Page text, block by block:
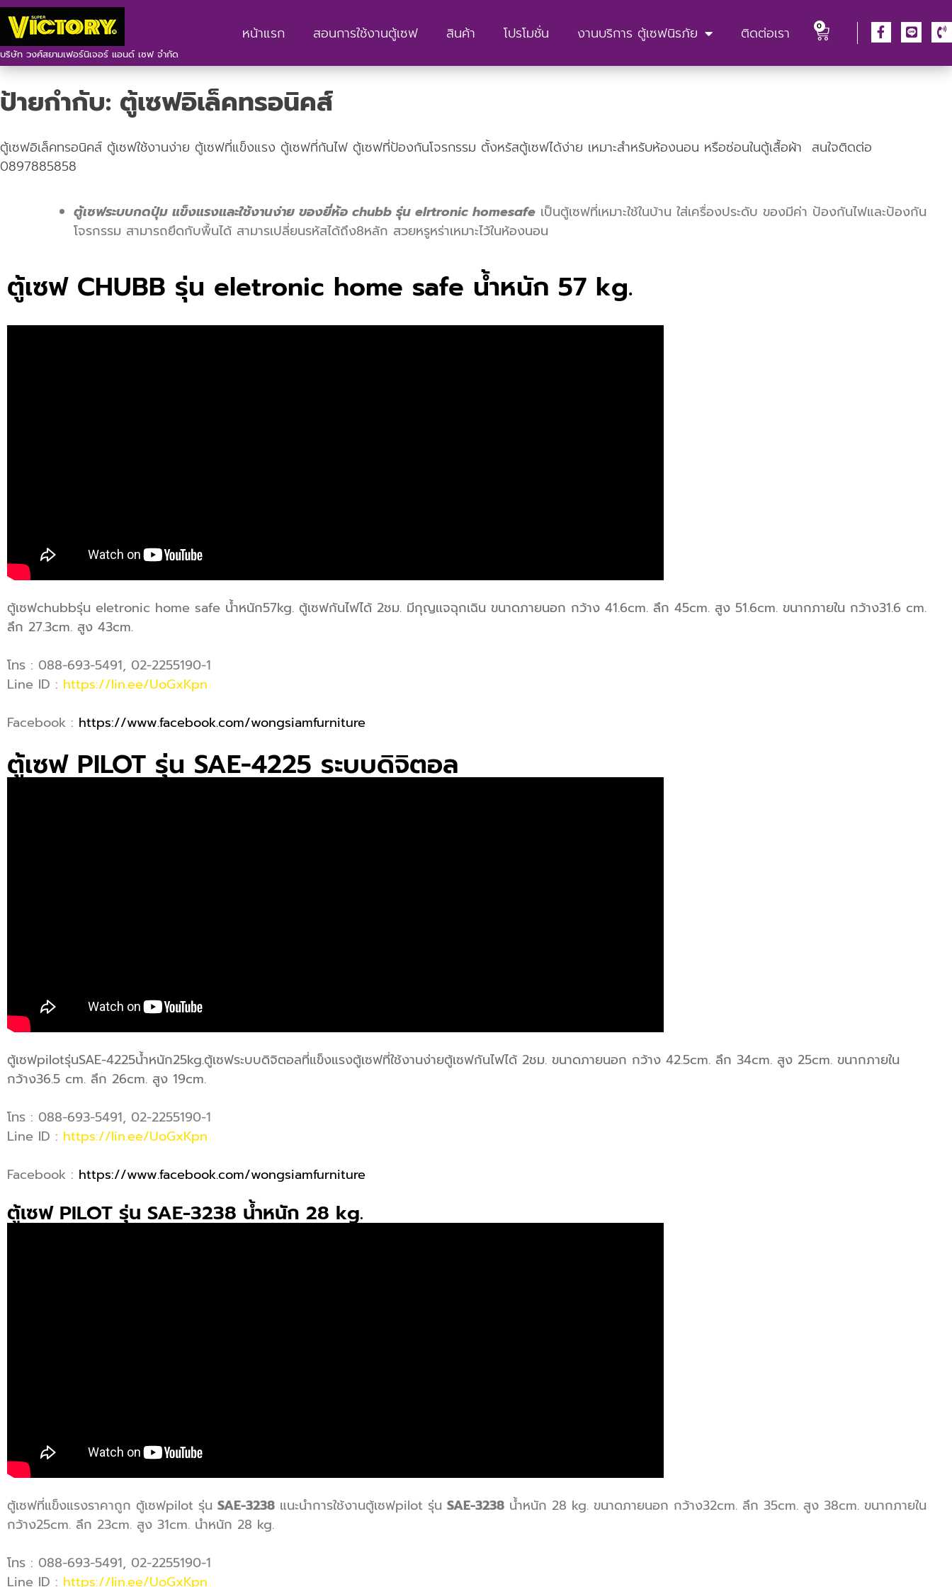
บริษัท วงศ์สยามเฟอร์นิเจอร์ แอนด์ เซฟ จำกัด
หน้าแรก สอนการใช้งานตู้เซฟ สินค้า โปรโมชั่น งานบริการ ตู้เซฟนิรภัย ติดต่อเรา 0
ป้ายกำกับ: ตู้เซฟอิเล็คทรอนิคส์
ตู้เซฟอิเล็คทรอนิคส์ ตู้เซฟใช้งานง่าย ตู้เซฟที่แข็งแรง ตู้เซฟที่กันไฟ ตู้เซฟที่ป้องกันโจรกรรม ตั้งหรัสตู้เซฟได้ง่าย เหมาะสำหรับห้องนอน หรือซ่อนในตู้เสื้อผ้า สนใจติดต่อ
0897885858
ตู้เซฟระบบกดปุ่ม แข็งแรงและใช้งานง่าย ของยี่ห้อ chubb รุ่น elrtronic homesafe เป็นตู้เซฟที่เหมาะใช้ในบ้าน ใส่เครื่องประดับ ของมีค่า ป้องกันไฟและป้องกัน
โจรกรรม สามารถยึดกับพื้นได้ สามารเปลี่ยนรหัสได้ถึง8หลัก สวยหรูหร่าเหมาะไว้ในห้องนอน
ตู้เซฟ CHUBB รุ่น eletronic home safe น้ำหนัก 57 kg.
ตู้เซฟchubbรุ่น eletronic home safe น้ำหนัก57kg. ตู้เซฟกันไฟได้ 2ชม. มีกุญเเจฉุกเฉิน ขนาดภายนอก กว้าง 41.6cm. ลึก 45cm. สูง 51.6cm. ขนากภายใน กว้าง31.6 cm.
ลึก 27.3cm. สูง 43cm.
โทร : 088-693-5491, 02-2255190-1
Line ID : https://lin.ee/UoGxKpn
Facebook : https://www.facebook.com/wongsiamfurniture
ตู้เซฟ PILOT รุ่น SAE-4225 ระบบดิจิตอล
ตู้เซฟpilotรุ่นSAE-4225น้ำหนัก25kg.ตู้เซฟระบบดิจิตอลที่แข็งแรงตู้เซฟที่ใช้งานง่ายตู้เซฟกันไฟได้ 2ชม. ขนาดภายนอก กว้าง 42.5cm. ลึก 34cm. สูง 25cm. ขนากภายใน
กว้าง36.5 cm. ลึก 26cm. สูง 19cm.
โทร : 088-693-5491, 02-2255190-1
Line ID : https://lin.ee/UoGxKpn
Facebook : https://www.facebook.com/wongsiamfurniture
ตู้เซฟ PILOT รุ่น SAE-3238 น้ำหนัก 28 kg.
ตู้เซฟที่แข็งแรงราคาถูก ตู้เซฟpilot รุ่น SAE-3238 แนะนำการใช้งานตู้เซฟpilot รุ่น SAE-3238 น้ำหนัก 28 kg. ขนาดภายนอก กว้าง32cm. ลึก 35cm. สูง 38cm. ขนากภายใน
กว้าง25cm. ลึก 23cm. สูง 31cm. นำหนัก 28 kg.
โทร : 088-693-5491, 02-2255190-1
Line ID : https://lin.ee/UoGxKpn